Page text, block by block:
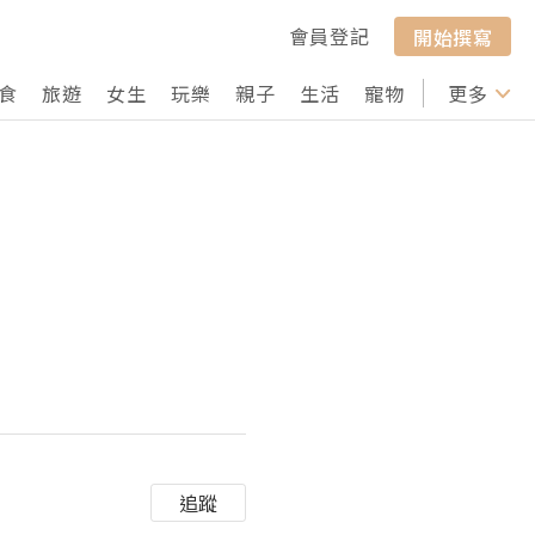
會員登記
開始撰寫
旅遊 女生 玩樂 親子 生活 寵物 行山 打卡
更多
追蹤